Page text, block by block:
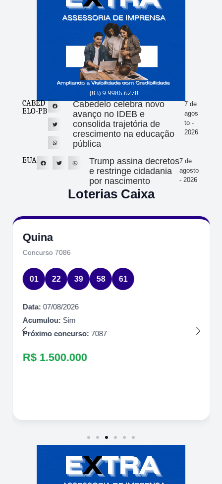
CABED
ELO-PB
Cabedelo celebra novo
avanço no IDEB e
consolida trajetória de
crescimento na educação
pública
7 de
agos
to -
2026
EUA
Trump assina decretos
e restringe cidadania
por nascimento
7 de
agosto
- 2026
Loterias Caixa
Quina
Concurso 7086
01 22 39 58 61
Data: 07/08/2026
Acumulou: Sim
Próximo concurso: 7087
R$ 1.500.000